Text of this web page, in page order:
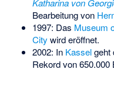
Katharina von
Bearbeitung von
1997: Das Museum
City wird eröffnet.
2002: In Kasselgeht
Rekord von 650.000